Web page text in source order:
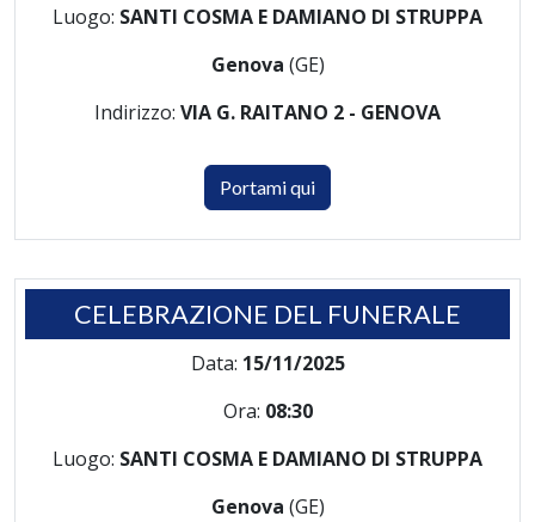
Luogo: SANTI COSMA E DAMIANO DI STRUPPA
Genova (GE)
Indirizzo: VIA G. RAITANO 2 - GENOVA
Portami qui
CELEBRAZIONE DEL FUNERALE
Data: 15/11/2025
Ora: 08:30
Luogo: SANTI COSMA E DAMIANO DI STRUPPA
Genova (GE)